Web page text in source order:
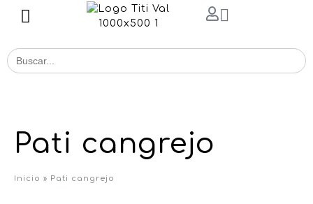
Buscar
for:
Pati cangrejo
Inicio » Pati cangrejo